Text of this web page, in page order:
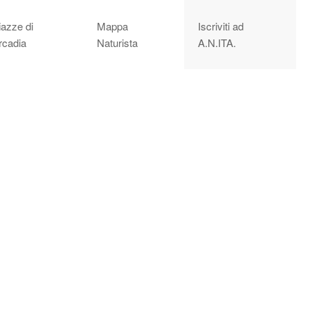
di
Mappa
Naturista
Iscriviti ad
A.N.ITA.